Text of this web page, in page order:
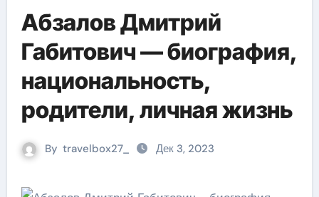
Абзалов Дмитрий
Габитович — биография,
национальность,
родители, личная жизнь
By travelbox27_ Дек 3, 2023